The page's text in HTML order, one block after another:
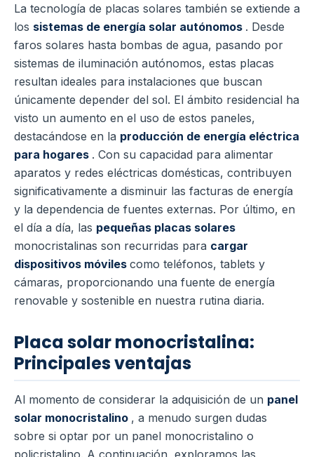
La tecnología de placas solares también se extiende a
los sistemas de energía solar autónomos . Desde
faros solares hasta bombas de agua, pasando por
sistemas de iluminación autónomos, estas placas
resultan ideales para instalaciones que buscan
únicamente depender del sol. El ámbito residencial ha
visto un aumento en el uso de estos paneles,
destacándose en la producción de energía eléctrica
para hogares . Con su capacidad para alimentar
aparatos y redes eléctricas domésticas, contribuyen
significativamente a disminuir las facturas de energía
y la dependencia de fuentes externas. Por último, en
el día a día, las pequeñas placas solares
monocristalinas son recurridas para cargar
dispositivos móviles como teléfonos, tablets y
cámaras, proporcionando una fuente de energía
renovable y sostenible en nuestra rutina diaria.
Placa solar monocristalina:
Principales ventajas
Al momento de considerar la adquisición de un panel
solar monocristalino , a menudo surgen dudas
sobre si optar por un panel monocristalino o
policristalino. A continuación, exploramos las